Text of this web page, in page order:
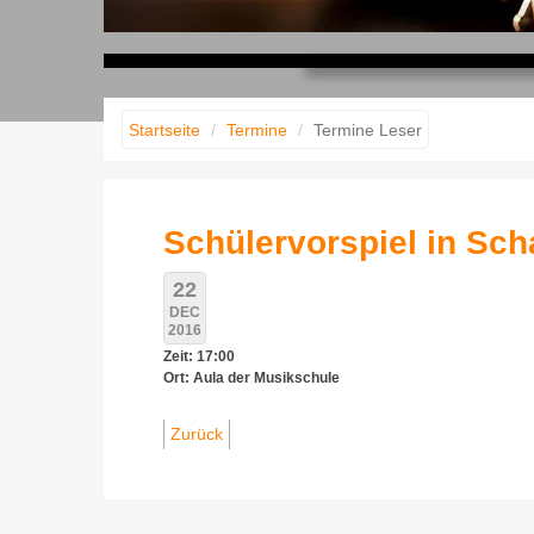
Startseite Termine Termine Leser
Schülervorspiel in
22
DEC
2016
Zeit: 17:00
Ort: Aula der Musikschule
Zurück